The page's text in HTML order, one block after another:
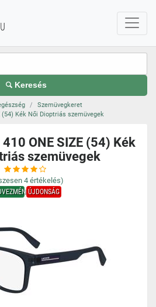
Keresés
Szemüvegkeret
(54) Kék Női Dioptriás szemüvegek
ONE SIZE (54) Kék
szemüvegek
4 értékelés)
ÚJDONSÁG